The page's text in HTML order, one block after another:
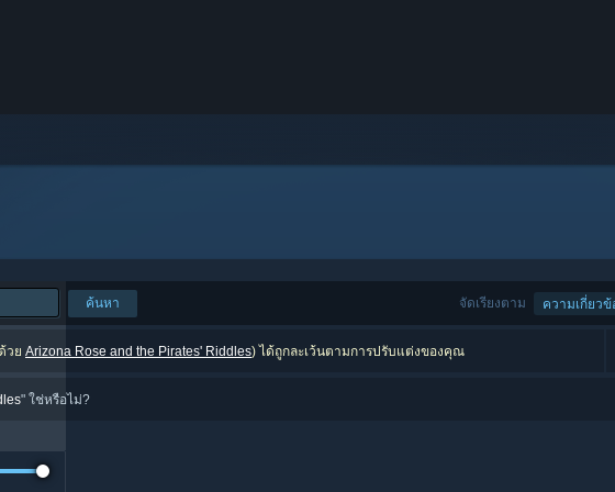
จัดเรียงตาม ความเกี่ยวข้
ค้นหา
วย Arizona Rose and the Pirates' Riddles) ได้ถูกละเว้นตามการปรับแต่งของคุณ
" ใช่หรือไม่?